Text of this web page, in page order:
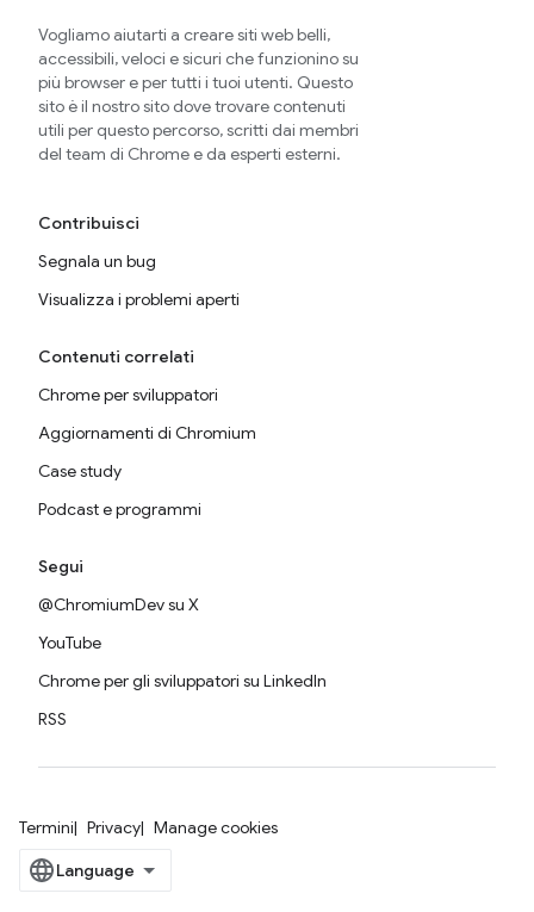
Vogliamo aiutarti a creare siti web belli,
accessibili, veloci e sicuri che funzionino su
più browser e per tutti i tuoi utenti. Questo
sito è il nostro sito dove trovare contenuti
utili per questo percorso, scritti dai membri
del team di Chrome e da esperti esterni.
Contribuisci
Segnala un bug
Visualizza i problemi aperti
Contenuti correlati
Chrome per sviluppatori
Aggiornamenti di Chromium
Case study
Podcast e programmi
Segui
@ChromiumDev su X
YouTube
Chrome per gli sviluppatori su LinkedIn
RSS
Termini Privacy Manage cookies